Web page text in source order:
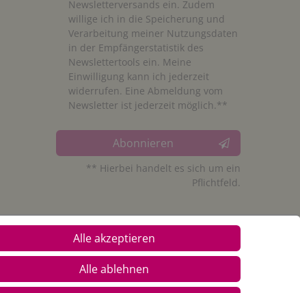
Newsletterversands ein. Zudem
willige ich in die Speicherung und
Verarbeitung meiner Nutzungsdaten
in der Empfängerstatistik des
Newslettertools ein. Meine
Einwilligung kann ich jederzeit
widerrufen. Eine Abmeldung vom
Newsletter ist jederzeit möglich.**
Abonnieren
** Hierbei handelt es sich um ein
Pflichtfeld.
Alle akzeptieren
Alle ablehnen